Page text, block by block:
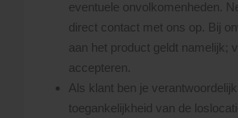
eventuele onvolkomenheden.
direct contact met ons op. Bij
aan het product geldt namelijk;
accepteren.
Als klant ben je
toegankelijkheid van de